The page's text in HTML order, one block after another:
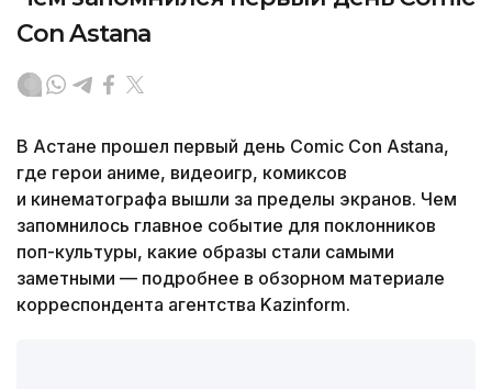
Con Astana
В Астане прошел первый день Comic Con Astana,
где герои аниме, видеоигр, комиксов
и кинематографа вышли за пределы экранов. Чем
запомнилось главное событие для поклонников
поп-культуры, какие образы стали самыми
заметными — подробнее в обзорном материале
корреспондента агентства Kazinform.